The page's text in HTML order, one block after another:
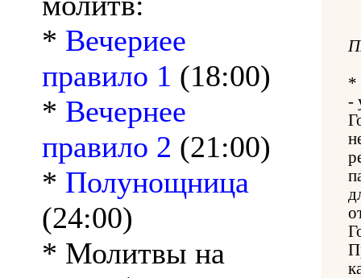
* Вечериее
правило 1 (18:00)
* Вечернее
правило 2 (21:00)
* Полунощница
(24:00)
* Молитвы на
*
-